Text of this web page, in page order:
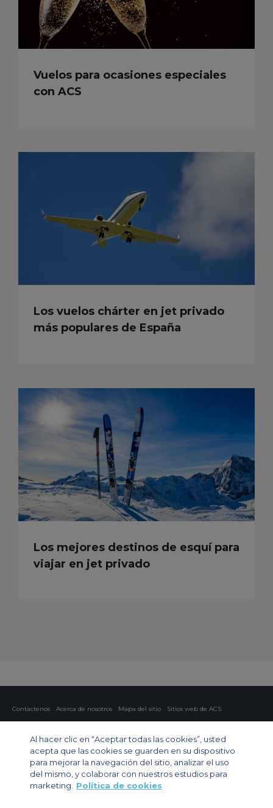
Vuelos para ocasiones especiales
con ACS
Los vuelos chárter en jet privado
más populares de España
Los mejores destinos de esquí para
viajar en jet privado
Contactenos Acerca de nosotros Mapa del sitio
Sitios web de ACS
Chárter privado
Chárter para grupos Chárter de carga Guía de aviones
Private Charter App
Al hacer clic en “Aceptar todas las cookies”, usted
acepta que las cookies se guarden en su dispositivo
para mejorar la navegación del sitio, analizar el uso
del mismo, y colaborar con nuestros estudios para
marketing.
Política de cookies